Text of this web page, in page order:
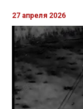
27 апреля 2026